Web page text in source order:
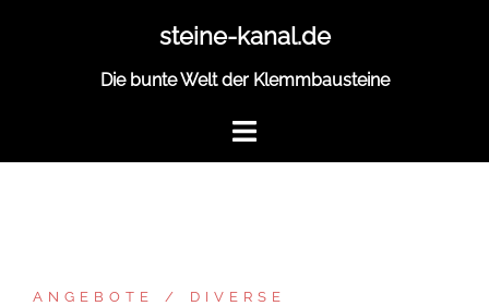
steine-kanal.de
Die bunte Welt der Klemmbausteine
ANGEBOTE
DIVERSE